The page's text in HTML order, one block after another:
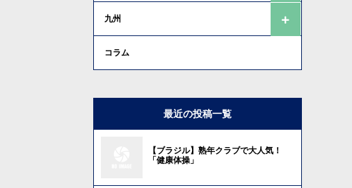
九州
コラム
最近の投稿一覧
【ブラジル】熟年クラブで大人気！
「健康体操」